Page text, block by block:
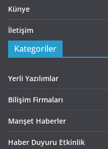
Künye
İletişim
Kategoriler
Yerli Yazılımlar
Bilişim Firmaları
Manşet Haberler
Haber Duyuru Etkinlik